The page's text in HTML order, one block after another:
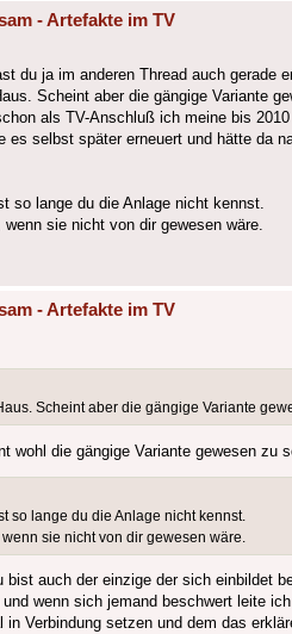
- Artefakte im TV
du ja im anderen Thread auch gerade
Scheint aber die gängige Variante
als TV-Anschluß ich meine bis
selbst später erneuert und hätte da
so lange du die Anlage nicht kennst.
sie nicht von dir gewesen wäre.
- Artefakte im TV
Scheint aber die gängige Variante
die gängige Variante gewesen zu
so lange du die Anlage nicht kennst.
sie nicht von dir gewesen wäre.
auch der einzige der sich einbildet
wenn sich jemand beschwert leite
Verbindung setzen und dem das